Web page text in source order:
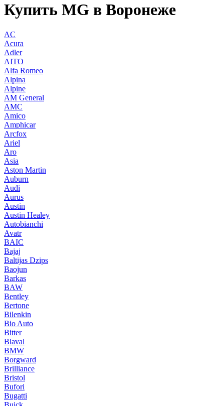
Купить MG в Воронеже
AC
Acura
Adler
AITO
Alfa Romeo
Alpina
Alpine
AM General
AMC
Amico
Amphicar
Arcfox
Ariel
Aro
Asia
Aston Martin
Auburn
Audi
Aurus
Austin
Austin Healey
Autobianchi
Avatr
BAIC
Bajaj
Baltijas Dzips
Baojun
Barkas
BAW
Bentley
Bertone
Bilenkin
Bio Auto
Bitter
Blaval
BMW
Borgward
Brilliance
Bristol
Bufori
Bugatti